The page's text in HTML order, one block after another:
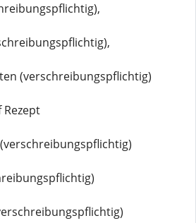
(verschreibungspflichtig)
Rezept